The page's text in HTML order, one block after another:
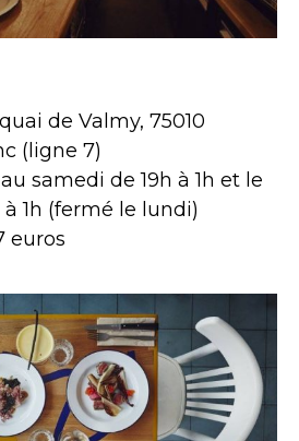
quai de Valmy, 75010
(ligne 7)
samedi de 19h à 1h et le
1h (fermé le lundi)
euros